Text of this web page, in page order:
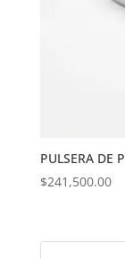
PULSERA DE
$241,500.00